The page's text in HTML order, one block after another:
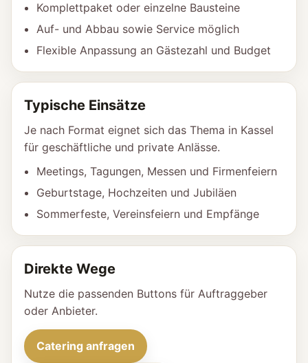
Komplettpaket oder einzelne Bausteine
Auf- und Abbau sowie Service möglich
Flexible Anpassung an Gästezahl und Budget
Typische Einsätze
Je nach Format eignet sich das Thema in Kassel
für geschäftliche und private Anlässe.
Meetings, Tagungen, Messen und Firmenfeiern
Geburtstage, Hochzeiten und Jubiläen
Sommerfeste, Vereinsfeiern und Empfänge
Direkte Wege
Nutze die passenden Buttons für Auftraggeber
oder Anbieter.
Catering anfragen